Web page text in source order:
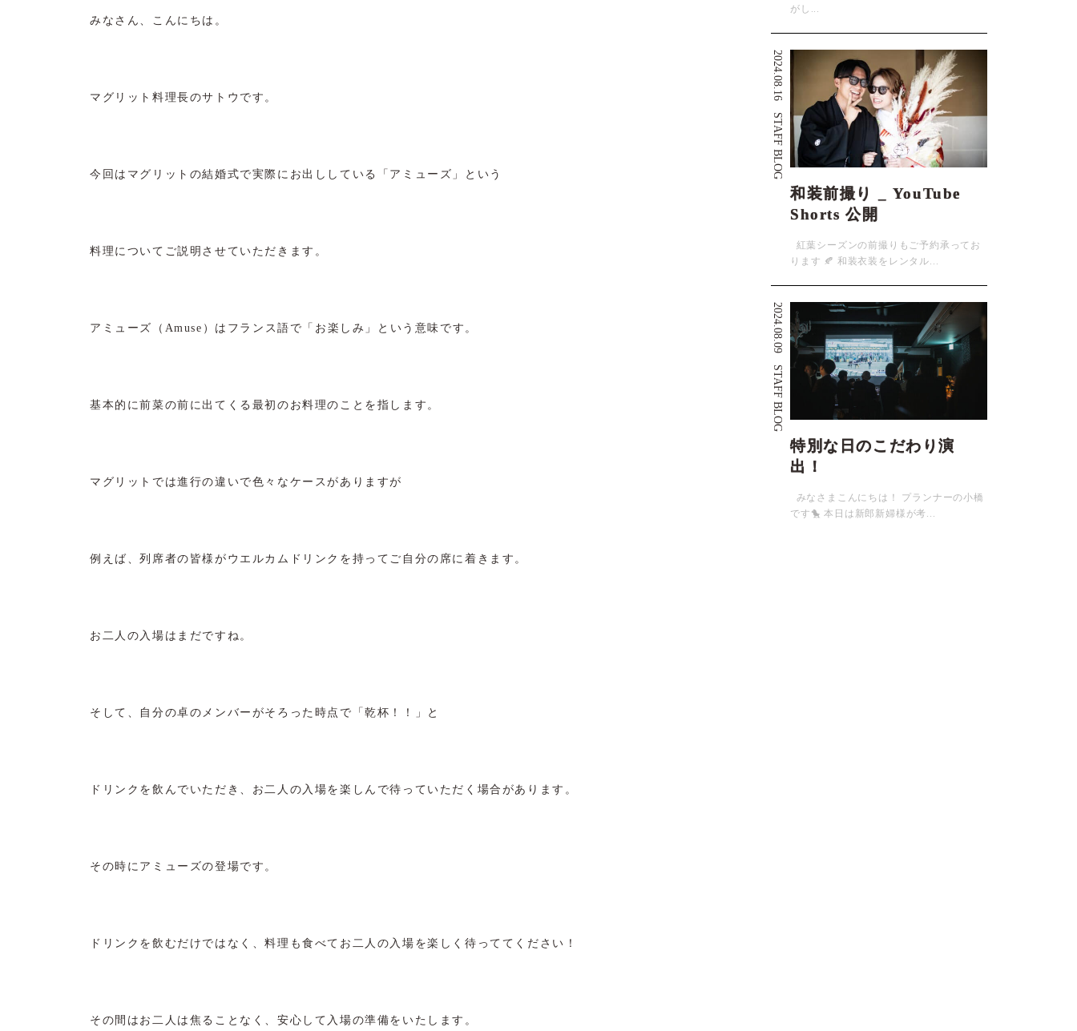
みなさん、こんにちは。
マグリット料理長のサトウです。
今回はマグリットの結婚式で実際にお出ししている「アミューズ」という
料理についてご説明させていただきます。
アミューズ（Amuse）はフランス語で「お楽しみ」という意味です。
基本的に前菜の前に出てくる最初のお料理のことを指します。
マグリットでは進行の違いで色々なケースがありますが
例えば、列席者の皆様がウエルカムドリンクを持ってご自分の席に着きます。
お二人の入場はまだですね。
そして、自分の卓のメンバーがそろった時点で「乾杯！！」と
ドリンクを飲んでいただき、お二人の入場を楽しんで待っていただく場合があります。
その時にアミューズの登場です。
ドリンクを飲むだけではなく、料理も食べてお二人の入場を楽しく待っててください！
その間はお二人は焦ることなく、安心して入場の準備をいたします。
がし...
和装前撮り _ YouTube
Shorts 公開
2024.08.16
STAFF BLOG
紅葉シーズンの前撮りもご予約承ってお
ります 🍂 和装衣装をレンタル...
特別な日のこだわり演
出！
2024.08.09
STAFF BLOG
みなさまこんにちは！ プランナーの小橋
です🐤 本日は新郎新婦様が考...